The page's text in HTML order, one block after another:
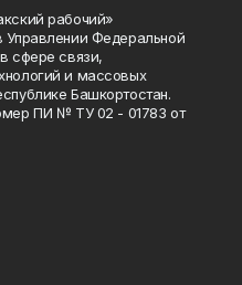
рабочий»
Управлении Федеральной
сфере связи,
и массовых
Башкортостан.
ПИ № ТУ 02 - 01783 от